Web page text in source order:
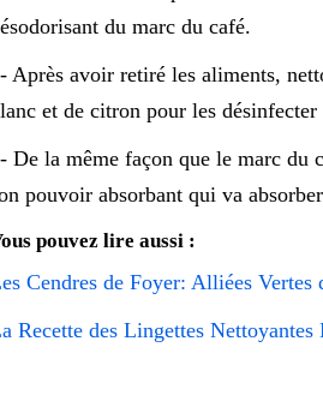
du marc du café.
Après avoir retiré les aliments,
et de citron pour les
De la même façon que le marc du
pouvoir absorbant qui va
pouvez lire aussi :
Cendres de Foyer: Alliées Vertes
Recette des Lingettes